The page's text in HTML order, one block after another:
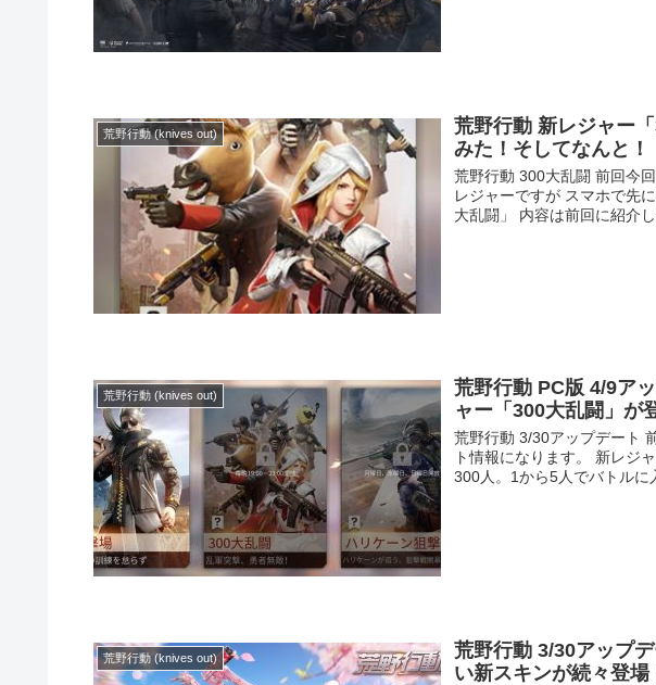
荒野行動 (knives out)
荒野行動 新レジャー
みた！そしてなんと！
荒野行動 300大乱闘 前回今
レジャーですが スマホで先
大乱闘」 内容は前回に紹介
荒野行動 (knives out)
荒野行動 PC版 4/9ア
ャー「300大乱闘」が
荒野行動 3/30アップデート
ト情報になります。 新レジ
300人。1から5人でバトルに
荒野行動 (knives out)
荒野行動 3/30アップ
い新スキンが続々登場